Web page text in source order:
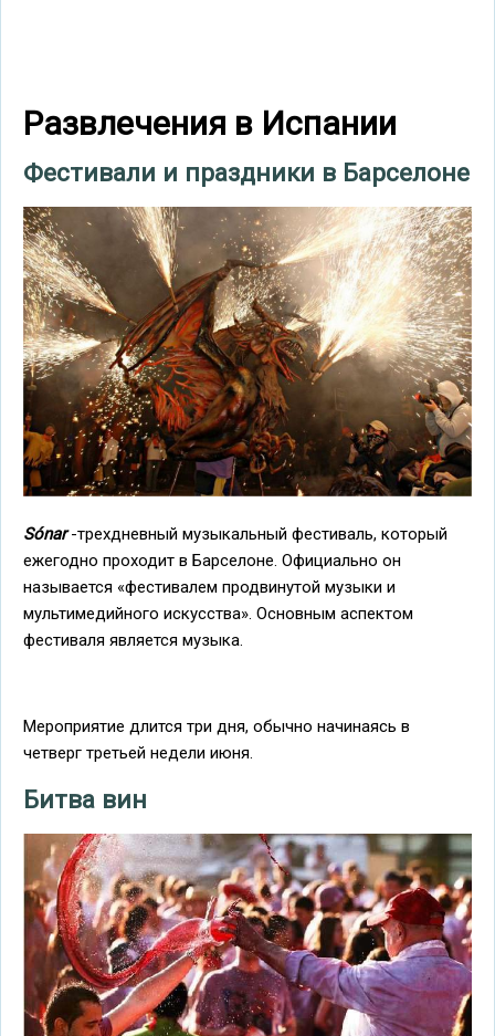
Развлечения в Испании
Фестивали и праздники в Барселоне
Sónar-трехдневный музыкальный фестиваль, который
ежегодно проходит в Барселоне. Официально он
называется «фестивалем продвинутой музыки и
мультимедийного искусства». Основным аспектом
фестиваля является музыка.
Мероприятие длится три дня, обычно начинаясь в
четверг третьей недели июня.
Битва вин